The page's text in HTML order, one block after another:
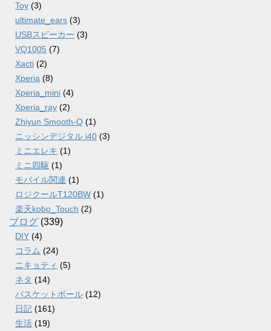
Toy (3)
ultimate_ears (3)
USBスピーカー (3)
VQ1005 (7)
Xacti (2)
Xperia (8)
Xperia_mini (4)
Xperia_ray (2)
Zhiyun Smooth-Q (1)
ニッシンデジタル i40 (3)
ミニエレキ (1)
ミニ四駆 (1)
モバイル関連 (1)
ロジクールT120BW (1)
楽天kobo_Touch (2)
ブログ (339)
DIY (4)
コラム (24)
ニキョティ (5)
ネタ (14)
バスケットボール (12)
日記 (161)
生活 (19)